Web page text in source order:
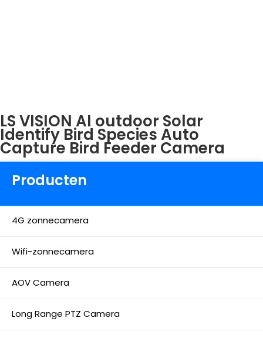
Producten
4G zonnecamera
Wifi-zonnecamera
AOV Camera
Long Range PTZ Camera
LS VISION AI outdoor Solar
Identify Bird Species Auto
Capture Bird Feeder Camera